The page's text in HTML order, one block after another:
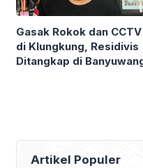
Gasak Rokok dan CCTV
di Klungkung, Residivis
Ditangkap di
Artikel Populer